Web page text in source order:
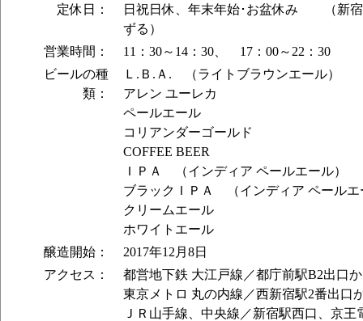
定休日：
日祝日休、年末年始･お盆休み （新宿
ずる）
営業時間：
11：30～14：30、 17：00～22：30
ビールの種
類：
Ｌ.Ｂ.Ａ. （ライトブラウンエール）
アレン ユーレカ
ペールエール
コリアンダーゴールド
COFFEE BEER
ＩＰＡ （インディア ペールエール）
ブラックＩＰＡ （インディア ペールエ
クリームエール
ホワイトエール
醸造開始：
2017年12月8日
アクセス：
都営地下鉄 大江戸線／都庁前駅B2出口
東京メトロ 丸の内線／西新宿駅2番出口
ＪＲ山手線、中央線／新宿駅西口、京